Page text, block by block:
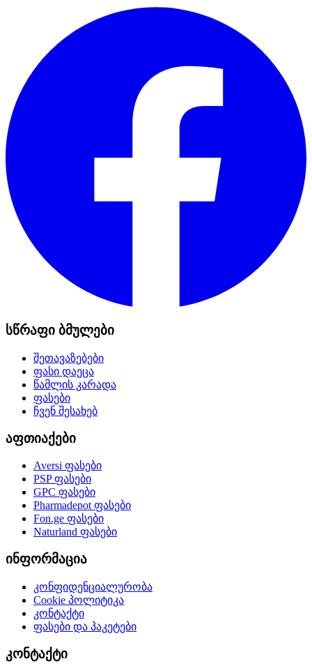
სწრაფი ბმულები
შეთავაზებები
ფასი დაეცა
წამლის კარადა
ფასები
ჩვენ შესახებ
აფთიაქები
Aversi ფასები
PSPფასები
GPC ფასები
Pharmadepotფასები
Fon.ge ფასები
Naturland ფასები
ინფორმაცია
კონფიდენციალურობა
Cookie პოლიტიკა
კონტაქტი
ფასები და პაკეტები
კონტაქტი